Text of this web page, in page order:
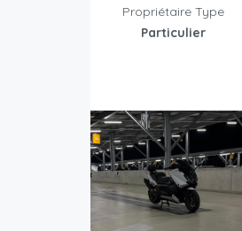
Propriétaire Type
Particulier